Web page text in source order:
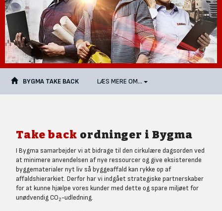
BYGMA TAKE BACK LÆS MERE OM...
Take back ordninger i Bygma
I Bygma samarbejder vi at bidrage til den cirkulære dagsorden ved
at minimere anvendelsen af nye ressourcer og give eksisterende
byggematerialer nyt liv så byggeaffald kan rykke op af
affaldshierarkiet. Derfor har vi indgået strategiske partnerskaber
for at kunne hjælpe vores kunder med dette og spare miljøet for
unødvendig CO2-udledning.